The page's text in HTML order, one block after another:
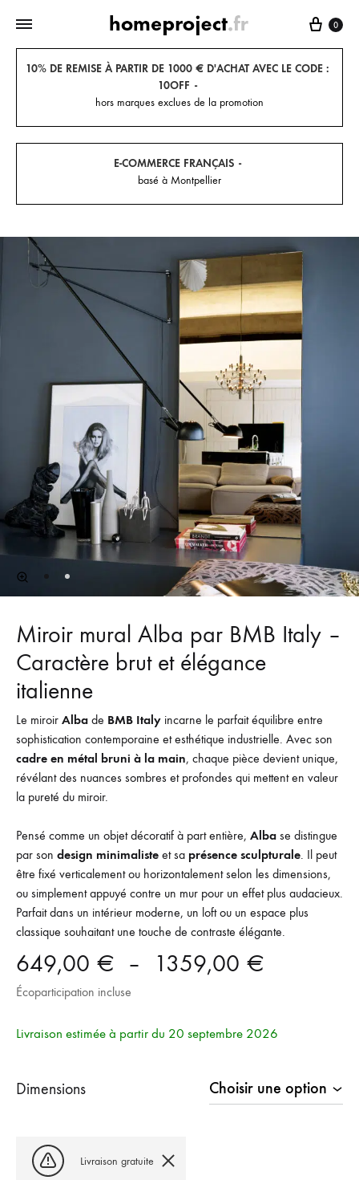
Panier
0
10% DE REMISE À PARTIR DE 1000 € D'ACHAT AVEC LE CODE :
10OFF
hors marques exclues de la promotion
E-COMMERCE FRANÇAIS
basé à Montpellier
Miroir mural Alba par BMB Italy –
Caractère brut et élégance
italienne
Le miroir Alba de BMB Italy incarne le parfait équilibre entre
sophistication contemporaine et esthétique industrielle. Avec son
cadre en métal bruni à la main, chaque pièce devient unique,
révélant des nuances sombres et profondes qui mettent en valeur
la pureté du miroir.
Pensé comme un objet décoratif à part entière, Alba se distingue
par son design minimaliste et sa présence sculpturale. Il peut
être fixé verticalement ou horizontalement selon les dimensions,
ou simplement appuyé contre un mur pour un effet plus audacieux.
Parfait dans un intérieur moderne, un loft ou un espace plus
classique souhaitant une touche de contraste élégante.
649,00 € – 1359,00 €
prix :
à
Écoparticipation incluse
Livraison estimée à partir du 20 septembre 2026
Dimensions
Livraison gratuite